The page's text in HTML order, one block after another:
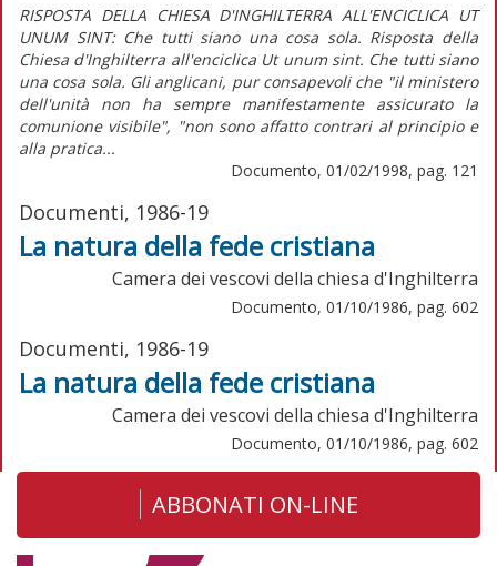
RISPOSTA DELLA CHIESA D'INGHILTERRA ALL'ENCICLICA UT
UNUM SINT: Che tutti siano una cosa sola. Risposta della
Chiesa d'Inghilterra all'enciclica Ut unum sint. Che tutti siano
una cosa sola. Gli anglicani, pur consapevoli che "il ministero
dell'unità non ha sempre manifestamente assicurato la
comunione visibile", "non sono affatto contrari al principio e
alla pratica...
Documento, 01/02/1998, pag. 121
Documenti, 1986-19
La natura della fede cristiana
Camera dei vescovi della chiesa d'Inghilterra
Documento, 01/10/1986, pag. 602
Documenti, 1986-19
La natura della fede cristiana
Camera dei vescovi della chiesa d'Inghilterra
Documento, 01/10/1986, pag. 602
ABBONATI ON-LINE